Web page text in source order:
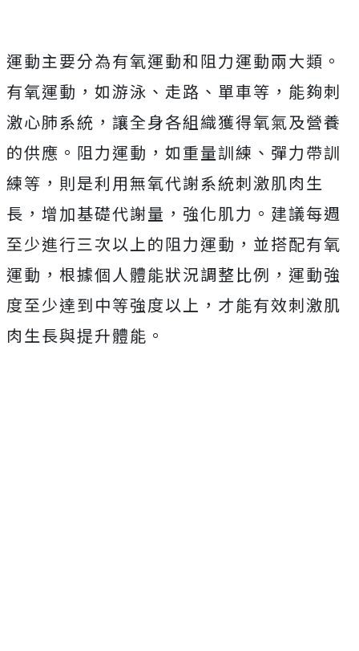
運動主要分為有氧運動和阻力運動兩大類。
有氧運動，如游泳、走路、單車等，能夠刺
激心肺系統，讓全身各組織獲得氧氣及營養
的供應。阻力運動，如重量訓練、彈力帶訓
練等，則是利用無氧代謝系統刺激肌肉生
長，增加基礎代謝量，強化肌力。建議每週
至少進行三次以上的阻力運動，並搭配有氧
運動，根據個人體能狀況調整比例，運動強
度至少達到中等強度以上，才能有效刺激肌
肉生長與提升體能。